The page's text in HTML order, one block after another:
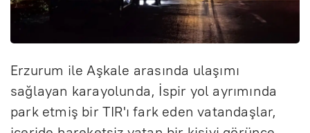
Erzurum ile Aşkale arasında ulaşımı
sağlayan karayolunda, İspir yol ayrımında
park etmiş bir TIR'ı fark eden vatandaşlar,